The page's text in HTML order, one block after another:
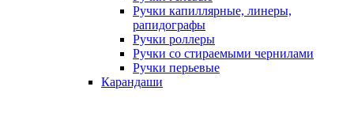
Ручки капиллярные, линеры,
рапидографы
Ручки роллеры
Ручки со стираемыми чернилами
Ручки перьевые
Карандаши